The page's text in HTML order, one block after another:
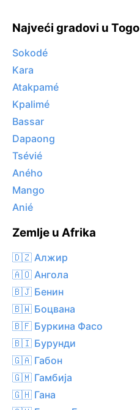
Najveći gradovi u Togo
Sokodé
Kara
Atakpamé
Kpalimé
Bassar
Dapaong
Tsévié
Aného
Mango
Anié
Zemlje u Afrika
🇩🇿 Алжир
🇦🇴 Ангола
🇧🇯 Бенин
🇧🇼 Боцвана
🇧🇫 Буркина Фасо
🇧🇮 Бурунди
🇬🇦 Габон
🇬🇲 Гамбија
🇬🇭 Гана